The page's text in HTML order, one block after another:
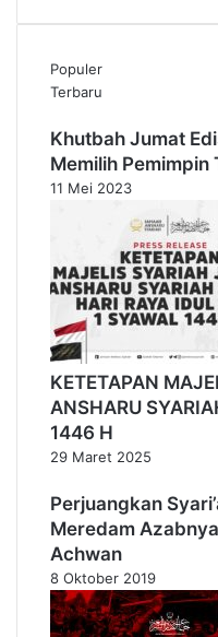
Populer
Terbaru
Khutbah Jumat
Memilih Pemimpin
11 Mei 2023
KETETAPAN
ANSHARU
1446 H
29 Maret 2025
Perjuangkan
Meredam
Achwan
8 Oktober 2019